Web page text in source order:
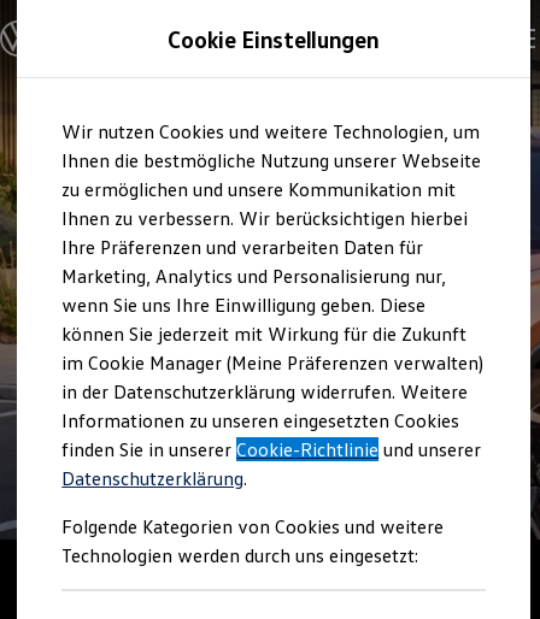
Hauptinhalt
springen
Footer
springen
Modelle und Konfigurator
Konfigurator
Modelle vergleichen
Elektroautos
ENERGY Sondermodelle
Nutzfahrzeuge
SUV und CUV
Familienautos
Kombis
Kompaktwagen
Sportwagen
Schnell verfügbare Fahrzeuge
Angebote und Produkte
Aktuelle Angebote
E-Auto-Förderung
Volkswagen Marktplatz
Die ENERGY Sondermodelle
Junge Gebrauchtwagen und Gebrauchtwagen
Volkswagen Zertifizierte Gebrauchtwagen
Elektromobilität bei Gebrauchtwagen
Saisonangebote
Reifenpakete
Leasing
Leasing-Angebote
Cookie Einstellungen
Wir nutzen Cookies und weitere Technologien, um
Ihnen die bestmögliche Nutzung unserer Webseite
zu ermöglichen und unsere Kommunikation mit
Ihnen zu verbessern. Wir berücksichtigen hierbei
Ihre Präferenzen und verarbeiten Daten für
Marketing, Analytics und Personalisierung nur,
wenn Sie uns Ihre Einwilligung geben. Diese
können Sie jederzeit mit Wirkung für die Zukunft
im Cookie Manager (Meine Präferenzen verwalten)
in der Datenschutzerklärung widerrufen. Weitere
Informationen zu unseren eingesetzten Cookies
finden Sie in unsererCookie-Richtlinie und unserer
Datenschutzerklärung.
Folgende Kategorien von Cookies und weitere
Technologien werden durch uns eingesetzt: